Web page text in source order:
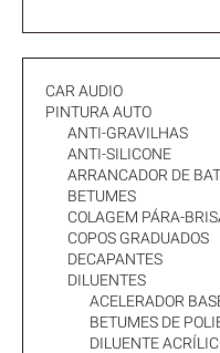
CAR AUDIO
PINTURA AUTO
ANTI-GRAVILHAS
ANTI-SILICONE
ARRANCADOR DE
BETUMES
COLAGEM PÁRA-
COPOS GRADUADOS
DECAPANTES
DILUENTES
ACELERADOR
BETUMES DE
DILUENTE